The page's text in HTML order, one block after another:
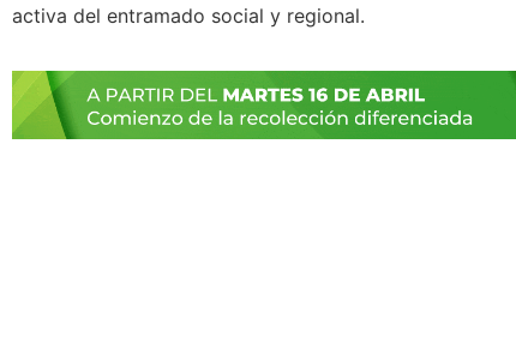
activa del entramado social y regional.